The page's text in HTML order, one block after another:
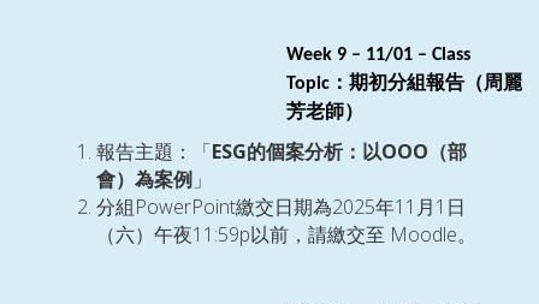
Week 9 – 11/01 – Class
Topic ：期初分組報告（周麗
芳老師）
報告主題：「 ESG的個案分析：以OOO （部
會）為案例 」
分組 PowerPoint繳交日期為2025年11 月 1 日
（六）午夜11:59p 以前，請繳交至 Moodle。